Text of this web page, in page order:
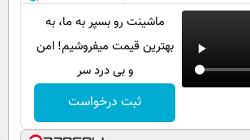
اجتماعی
حیات وحش
ماشینت رو بسپر به ما، به
بهترین قیمت میفروشیم! امن
و بی درد سر
ثبت درخواست